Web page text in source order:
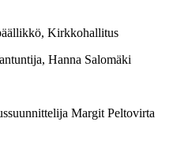
Kirkkohallitus
Hanna Salomäki
Margit Peltovirta